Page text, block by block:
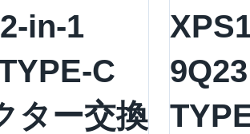
in-1
C
ター交換